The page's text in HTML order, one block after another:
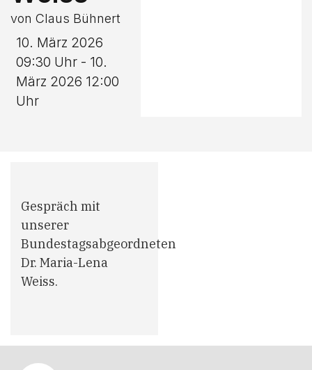
von Claus Bühnert
10. März 2026
09:30 Uhr - 10.
März 2026 12:00
Uhr
Gespräch mit
unserer
Bundestagsabgeordneten
Dr. Maria-Lena
Weiss.